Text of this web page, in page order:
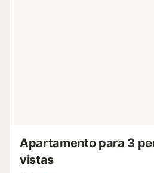
Apartamento para 3
vistas